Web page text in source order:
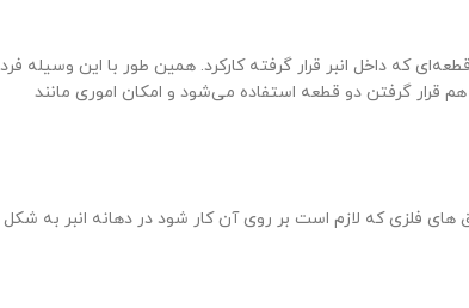
که داخل انبر قرار گرفته کارکرد. همین طور با این وسیله فرد
قرار گرفتن دو قطعه استفاده می‌شود و امکان اموری مانند
های فلزی که لازم است بر روی آن کار شود در دهانه انبر به شکل